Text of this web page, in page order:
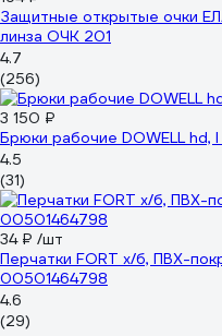
Защитные открытые очки
линза ОЧК 201
4.7
(256)
3 150 ₽
Брюки рабочие DOWELL hd,
4.5
(31)
34 ₽ /шт
Перчатки FORT х/б, ПВХ-
00501464798
4.6
(29)